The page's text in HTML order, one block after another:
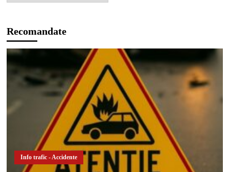
Recomandate
Info trafic - Accidente